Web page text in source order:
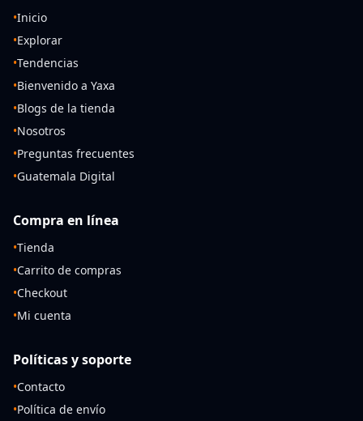
•Inicio
•Explorar
•Tendencias
•Bienvenido a Yaxa
•Blogs de la tienda
•Nosotros
•Preguntas frecuentes
•Guatemala Digital
Compra en línea
•Tienda
•Carrito de compras
•Checkout
•Mi cuenta
Políticas y soporte
•Contacto
•Política de envío